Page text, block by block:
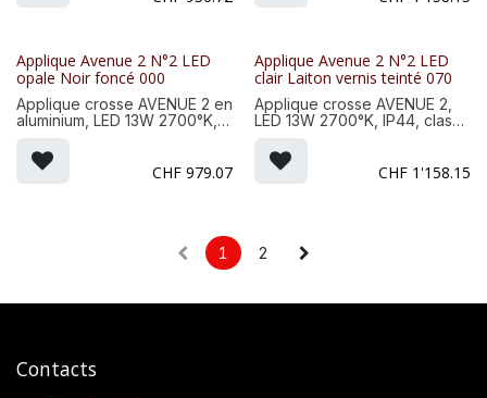
Garantie 25 ans anticorrosion
crosse : aluminium, teinte RAL
Applique Avenue 2 N°2 LED
opale Noir foncé 000
Applique crosse AVENUE 2 en
aluminium, LED 13W 2700°K,
méthacrylate opale. Teinte
RAL 9005 Noir foncé 000.
CHF 979.07
Applique Avenue 2 N°2 LED
clair Laiton vernis teinté 070
Applique crosse AVENUE 2,
LED 13W 2700°K, IP44, classe
Matière lanterne : laiton vernis
teinté 070. Matière crosse :
CHF 1'158.15
1 2
Contacts